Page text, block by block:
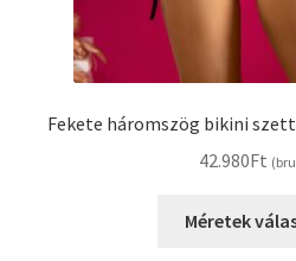
Fekete háromszög bikini
42.980Ft
Méretek